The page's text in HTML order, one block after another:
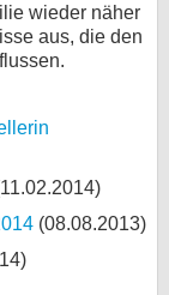
wieder näher
aus, die den
(08.08.2013)